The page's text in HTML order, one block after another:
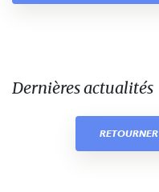
Dernières actualités